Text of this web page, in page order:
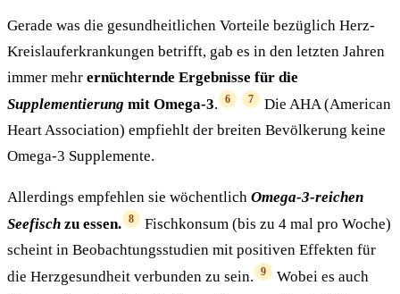
Gerade was die gesundheitlichen Vorteile bezüglich Herz-
Kreislauferkrankungen betrifft, gab es in den letzten Jahren
immer mehr ernüchternde Ergebnisse für die
Supplementierung mit Omega-3. 6 7
Die AHA (American
Heart Association) empfiehlt der breiten Bevölkerung keine
Omega-3 Supplemente.
Allerdings empfehlen sie wöchentlich Omega-3-reichen
Seefisch zu essen. 8
Fischkonsum (bis zu 4 mal pro Woche)
scheint in Beobachtungsstudien mit positiven Effekten für
die Herzgesundheit verbunden zu sein.
9
Wobei es auch